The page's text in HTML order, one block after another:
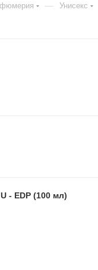
— Унисекс
- EDP (100 мл)